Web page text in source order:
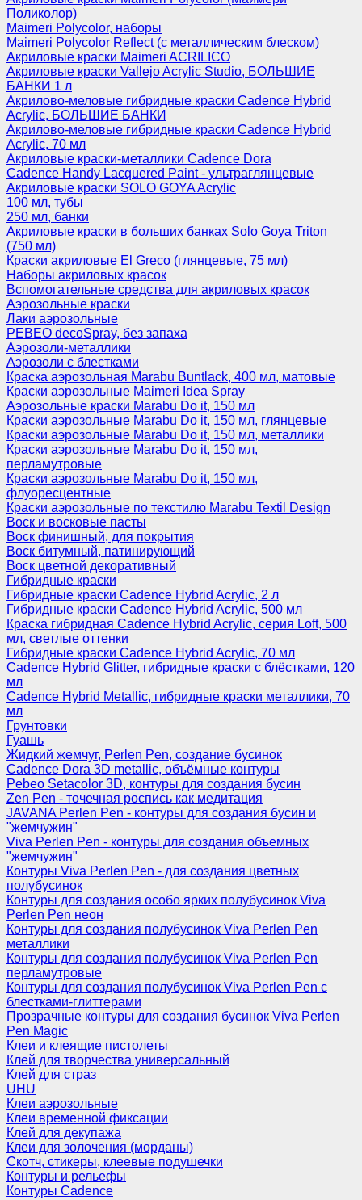
Поликолор)
Maimeri Polycolor, наборы
Maimeri Polycolor Reflect (с металлическим блеском)
Акриловые краски Maimeri ACRILICO
Акриловые краски Vallejo Acrylic Studio, БОЛЬШИЕ
БАНКИ 1 л
Акрилово-меловые гибридные краски Cadence Hybrid
Acrylic, БОЛЬШИЕ БАНКИ
Акрилово-меловые гибридные краски Cadence Hybrid
Acrylic, 70 мл
Акриловые краски-металлики Cadence Dora
Cadence Handy Lacquered Paint - ультраглянцевые
Акриловые краски SOLO GOYA Acrylic
100 мл, тубы
250 мл, банки
Акриловые краски в больших банках Solo Goya Triton
(750 мл)
Краски акриловые El Greco (глянцевые, 75 мл)
Наборы акриловых красок
Вспомогательные средства для акриловых красок
Аэрозольные краски
Лаки аэрозольные
PEBEO decoSpray, без запаха
Аэрозоли-металлики
Аэрозоли с блестками
Краска аэрозольная Marabu Buntlack, 400 мл, матовые
Краски аэрозольные Maimeri Idea Spray
Аэрозольные краски Marabu Do it, 150 мл
Краски аэрозольные Marabu Do it, 150 мл, глянцевые
Краски аэрозольные Marabu Do it, 150 мл, металлики
Краски аэрозольные Marabu Do it, 150 мл,
перламутровые
Краски аэрозольные Marabu Do it, 150 мл,
флуоресцентные
Краски аэрозольные по текстилю Marabu Textil Design
Воск и восковые пасты
Воск финишный, для покрытия
Воск битумный, патинирующий
Воск цветной декоративный
Гибридные краски
Гибридные краски Cadence Hybrid Acrylic, 2 л
Гибридные краски Cadence Hybrid Acrylic, 500 мл
Краска гибридная Cadence Hybrid Acrylic, серия Loft, 500
мл, светлые оттенки
Гибридные краски Cadence Hybrid Acrylic, 70 мл
Cadence Hybrid Glitter, гибридные краски с блёстками, 120
мл
Cadence Hybrid Metallic, гибридные краски металлики, 70
мл
Грунтовки
Гуашь
Жидкий жемчуг, Perlen Pen, создание бусинок
Cadence Dora 3D metallic, объёмные контуры
Pebeo Setacolor 3D, контуры для создания бусин
Zen Pen - точечная роспись как медитация
JAVANA Perlen Pen - контуры для создания бусин и
"жемчужин"
Viva Perlen Pen - контуры для создания объемных
"жемчужин"
Контуры Viva Perlen Pen - для создания цветных
полубусинок
Контуры для создания особо ярких полубусинок Viva
Perlen Pen неон
Контуры для создания полубусинок Viva Perlen Pen
металлики
Контуры для создания полубусинок Viva Perlen Pen
перламутровые
Контуры для создания полубусинок Viva Perlen Pen с
блестками-глиттерами
Прозрачные контуры для создания бусинок Viva Perlen
Pen Magic
Клеи и клеящие пистолеты
Клей для творчества универсальный
Клей для страз
UHU
Клеи аэрозольные
Клеи временной фиксации
Клей для декупажа
Клеи для золочения (морданы)
Скотч, стикеры, клеевые подушечки
Контуры и рельефы
Контуры Cadence